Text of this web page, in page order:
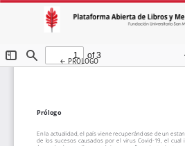
← VOLVER A LOS DETALLES DEL ARTÍCULO
PRÓLOGO